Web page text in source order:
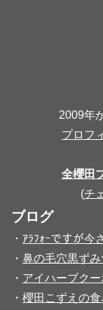
2009年
プロフ
全櫻田
(チ
ブログ
・ ｱﾗﾌｫｰですが今
・ 鼻の毛穴黒ず
・ アイハーブク
・ 櫻田こずえの食